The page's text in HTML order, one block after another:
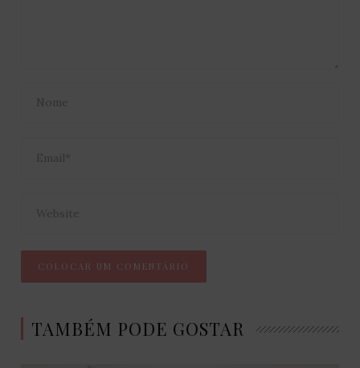
TAMBÉM PODE GOSTAR